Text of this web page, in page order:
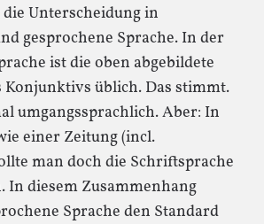
die Unterscheidung in
gesprochene Sprache. In der
ist die oben abgebildete
Konjunktivs üblich. Das stimmt.
umgangssprachlich. Aber: In
einer Zeitung (incl.
man doch die Schriftsprache
diesem Zusammenhang
Sprache den Standard